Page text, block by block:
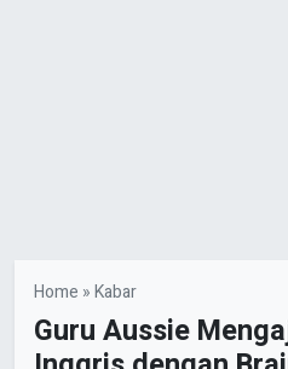
Home »Kabar
Guru Aussie